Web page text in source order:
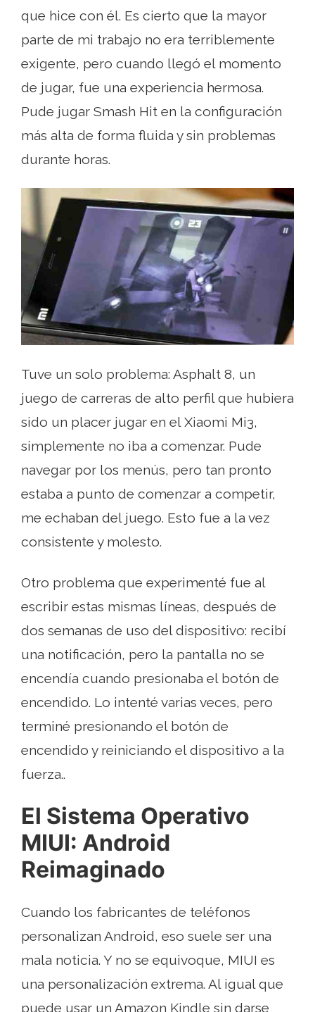
que hice con él. Es cierto que la mayor
parte de mi trabajo no era terriblemente
exigente, pero cuando llegó el momento
de jugar, fue una experiencia hermosa.
Pude jugar Smash Hit en la configuración
más alta de forma fluida y sin problemas
durante horas.
Tuve un solo problema: Asphalt 8, un
juego de carreras de alto perfil que hubiera
sido un placer jugar en el Xiaomi Mi3,
simplemente no iba a comenzar. Pude
navegar por los menús, pero tan pronto
estaba a punto de comenzar a competir,
me echaban del juego. Esto fue a la vez
consistente y molesto.
Otro problema que experimenté fue al
escribir estas mismas líneas, después de
dos semanas de uso del dispositivo: recibí
una notificación, pero la pantalla no se
encendía cuando presionaba el botón de
encendido. Lo intenté varias veces, pero
terminé presionando el botón de
encendido y reiniciando el dispositivo a la
fuerza..
El Sistema Operativo
MIUI: Android
Reimaginado
Cuando los fabricantes de teléfonos
personalizan Android, eso suele ser una
mala noticia. Y no se equivoque, MIUI es
una personalización extrema. Al igual que
puede usar un Amazon Kindle sin darse